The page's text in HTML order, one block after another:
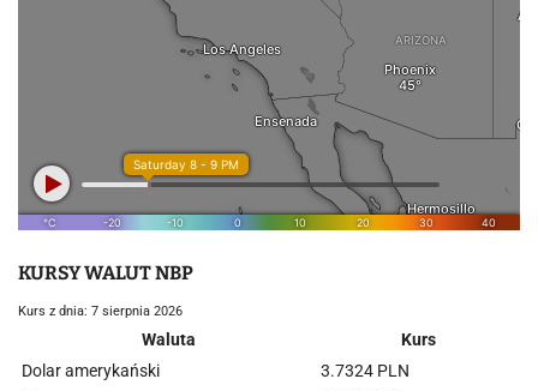
KURSY WALUT NBP
Kurs z dnia: 7 sierpnia 2026
Waluta
Kurs
Dolar amerykański
3.7324 PLN